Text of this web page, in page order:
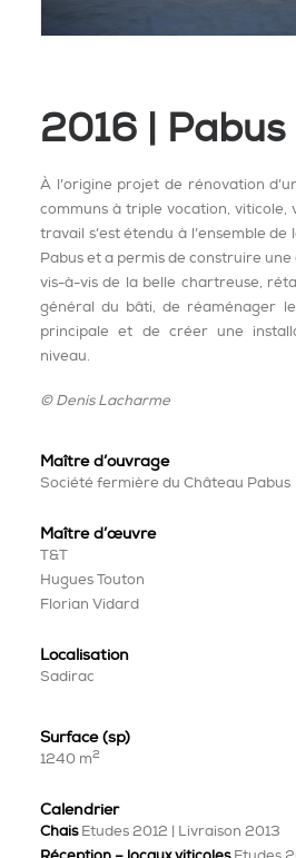
2016 | Pabus
À l’origine projet de rénovation
communs à triple vocation, viticole,
travail s’est étendu à l’ensemble
Pabus et a permis de construire
vis-à-vis de la belle chartreuse,
général du bâti, de réaménager
principale et de créer une
niveau.
© Denis Lacharme
Maître d’ouvrage
Société fermière du Château Pabus
Maîtred’œuvre
T&T
Hugues Touton
Florian Vidard
Localisation
Sadirac
Surface (sp)
1240 m2
Calendrier
ChaisEtudes 2012 | Livraison 2013